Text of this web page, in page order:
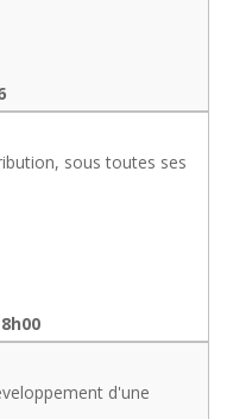
sous toutes ses
d'une